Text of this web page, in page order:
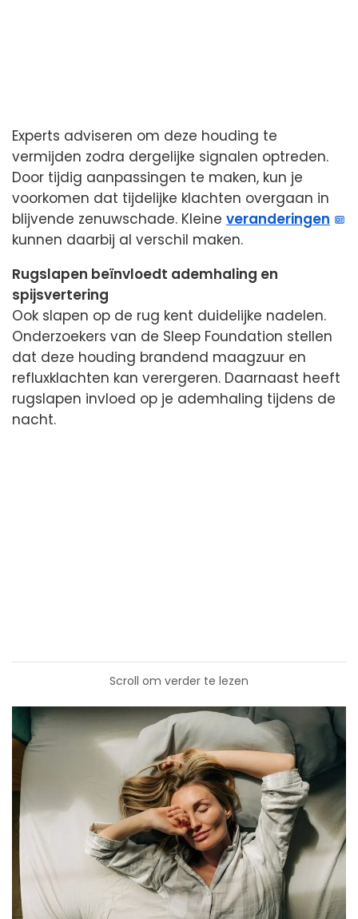
Experts adviseren om deze houding te
vermijden zodra dergelijke signalen optreden.
Door tijdig aanpassingen te maken, kun je
voorkomen dat tijdelijke klachten overgaan in
blijvende zenuwschade. Kleine veranderingen
kunnen daarbij al verschil maken.
Rugslapen beïnvloedt ademhaling en
spijsvertering
Ook slapen op de rug kent duidelijke nadelen.
Onderzoekers van de Sleep Foundation stellen
dat deze houding brandend maagzuur en
refluxklachten kan verergeren. Daarnaast heeft
rugslapen invloed op je ademhaling tijdens de
nacht.
Scroll om verder te lezen